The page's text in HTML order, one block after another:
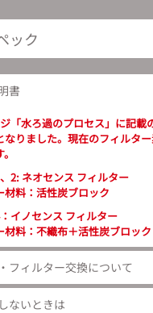
ック
書
「水ろ過のプロセス」に記載
なりました。現在のフィルタ
2: ネオセンス フィルター
材料：活性炭ブロック
イノセンス フィルター
材料：不織布＋活性炭ブロック
フィルター交換について
ないときは